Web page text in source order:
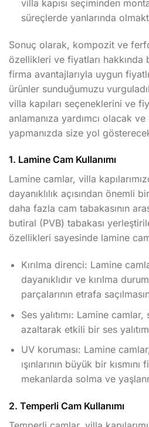
villa kapısı seçiminden
süreçlerde yanlarında
Sonuç olarak, kompozit ve
özellikleri ve fiyatları
firma avantajlarıyla uygun
ürünler sunduğumuzu
villa kapıları seçeneklerini ve
anlamanıza yardımcı olacak
yapmanızda size yol
1. Lamine Cam Kullanımı
Lamine camlar, villa
dayanıklılık açısından önemli
daha fazla cam tabakasının
butiral (PVB) tabakası
özellikleri sayesinde lamine
Kırılma direnci: Lamine
dayanıklıdır ve kırılma
parçalarının etrafa
Ses yalıtımı: Lamine
azaltarak etkili bir ses
UV koruması: Lamine
ışınlarının büyük bir
mekanlarda solma ve
2. Temperli Cam Kullanımı